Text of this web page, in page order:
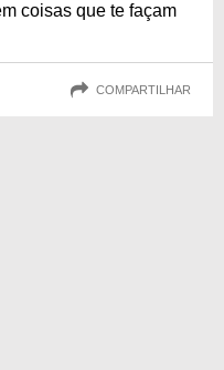
coisas que te façam
COMPARTILHAR